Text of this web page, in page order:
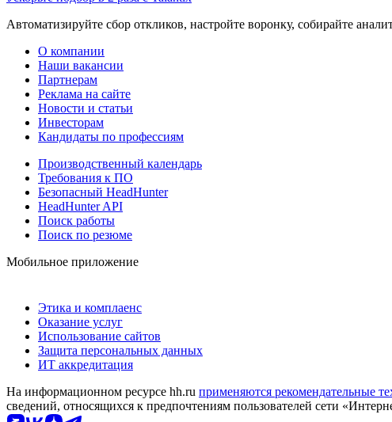
Автоматизируйте сбор откликов, настройте воронку, собирайте
О компании
Наши вакансии
Партнерам
Реклама на сайте
Новости и статьи
Инвесторам
Кандидаты по профессиям
Производственный календарь
Требования к ПО
Безопасный HeadHunter
HeadHunter API
Поиск работы
Поиск по резюме
Мобильное приложение
Этика и комплаенс
Оказание услуг
Использование сайтов
Защита персональных данных
ИТ аккредитация
На информационном ресурсе hh.ru применяются рекомендательные
сведений, относящихся к предпочтениям пользователей сети